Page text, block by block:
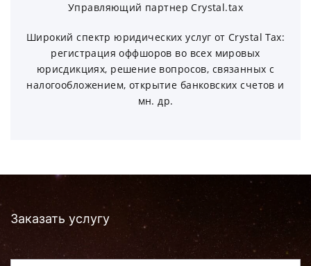
Управляющий партнер Crystal.tax
Широкий спектр юридических услуг от Crystal Tax:
регистрация оффшоров во всех мировых
юрисдикциях, решение вопросов, связанных с
налогообложением, открытие банковских счетов и
мн. др.
Заказать услугу